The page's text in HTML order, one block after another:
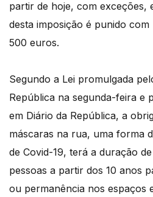
partir de hoje, com exceções,
desta imposição é punido
500 euros.
Segundo a Lei promulgada
República na segunda-feira e
em Diário da República, a
máscaras na rua, uma forma
de Covid-19, terá a duração
pessoas a partir dos 10 anos
ou permanência nos espaços